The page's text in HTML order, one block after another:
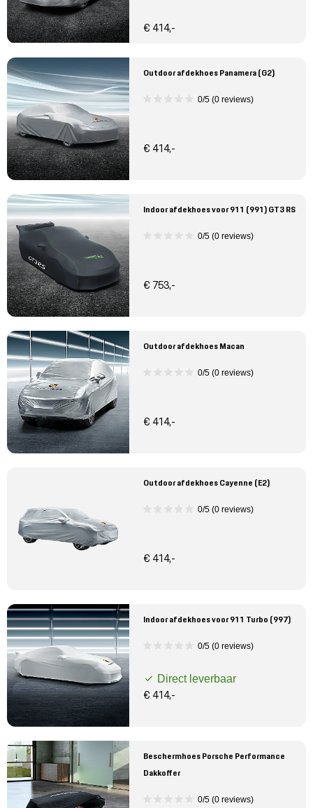
€ 414,-
Outdoor afdekhoes Panamera (G2)
0/5 (0 reviews)
€ 414,-
Indoor afdekhoes voor 911 (991) GT3 RS
0/5 (0 reviews)
€ 753,-
Outdoor afdekhoes Macan
0/5 (0 reviews)
€ 414,-
Outdoor afdekhoes Cayenne (E2)
0/5 (0 reviews)
€ 414,-
Indoor afdekhoes voor 911 Turbo (997)
0/5 (0 reviews)
Direct leverbaar
€ 414,-
Beschermhoes Porsche Performance
Dakkoffer
0/5 (0 reviews)